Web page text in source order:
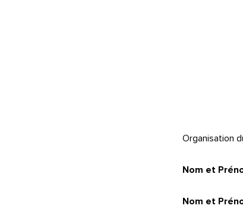
Organisation
Nom et
Nom et